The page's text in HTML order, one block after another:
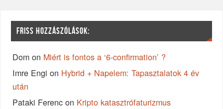
FRISS HOZZÁSZÓLÁSOK:
Dom on Miért is fontos a ‘6-confirmation’ ?
Imre Engi on Hybrid + Napelem: Tapasztalatok 4 év
után
Pataki Ferenc on Kripto katasztrófaturizmus